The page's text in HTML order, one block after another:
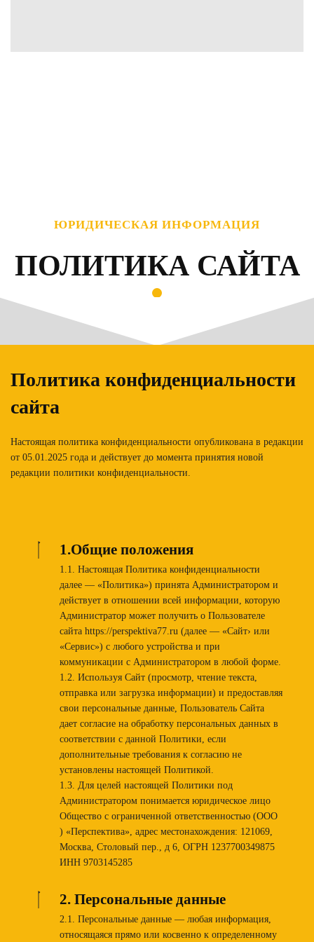
ЮРИДИЧЕСКАЯ ИНФОРМАЦИЯ
ПОЛИТИКА САЙТА
Политика конфиденциальности
сайта
Настоящая политика конфиденциальности опубликована в редакции
от 05.01.2025 года и действует до момента принятия новой
редакции политики конфиденциальности.
1.Общие положения
1.1. Настоящая Политика конфиденциальности
далее — «Политика») принята Администратором и
действует в отношении всей информации, которую
Администратор может получить о Пользователе
сайта https://perspektiva77.ru (далее — «Сайт› или
«Сервис») с любого устройства и при
коммуникации с Администратором в любой форме.
1.2. Используя Сайт (просмотр, чтение текста,
отправка или загрузка информации) и предоставляя
свои персональные данные, Пользователь Сайта
дает согласие на обработку персональных данных в
соответствии с данной Политики, если
дополнительные требования к согласию не
установлены настоящей Политикой.
1.3. Для целей настоящей Политики под
Администратором понимается юридическое лицо
Общество с ограниченной ответственностью (ООО
) «Перспектива», адрес местонахождения: 121069,
Москва, Столовый пер., д 6, ОГРН 1237700349875
ИНН 9703145285
2. Персональные данные
2.1. Персональные данные — любая информация,
относящаяся прямо или косвенно к определенному